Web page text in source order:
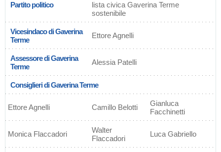
Partito politico
lista civica Gaverina Terme
sostenibile
Vicesindaco di Gaverina
Terme
Ettore Agnelli
Assessore di Gaverina
Terme
Alessia Patelli
Consiglieri di Gaverina Terme
Ettore Agnelli Camillo Belotti
Gianluca
Facchinetti
Monica Flaccadori
Walter
Flaccadori
Luca Gabriello